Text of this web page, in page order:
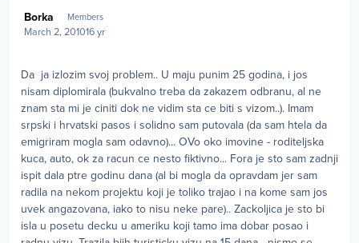
Borka Members
March 2, 201016 yr
Da ja izlozim svoj problem.. U maju punim 25 godina, i jos
nisam diplomirala (bukvalno treba da zakazem odbranu, al ne
znam sta mi je ciniti dok ne vidim sta ce biti s vizom..). Imam
srpski i hrvatski pasos i solidno sam putovala (da sam htela da
emigriram mogla sam odavno)... OVo oko imovine - roditeljska
kuca, auto, ok za racun ce nesto fiktivno... Fora je sto sam zadnji
ispit dala ptre godinu dana (al bi mogla da opravdam jer sam
radila na nekom projektu koji je toliko trajao i na kome sam jos
uvek angazovana, iako to nisu neke pare).. Zackoljica je sto bi
isla u posetu decku u ameriku koji tamo ima dobar posao i